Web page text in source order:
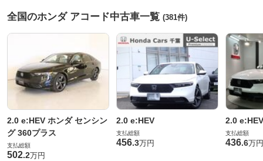
全国のホンダ アコード中古車一覧 (381件)
2.0 e:HEV ホンダ センシン
グ 360プラス
支払総額
502.2万円
2.0 e:HEV
支払総額
456.3万円
2.0 e:HEV
支払総額
436.6万円